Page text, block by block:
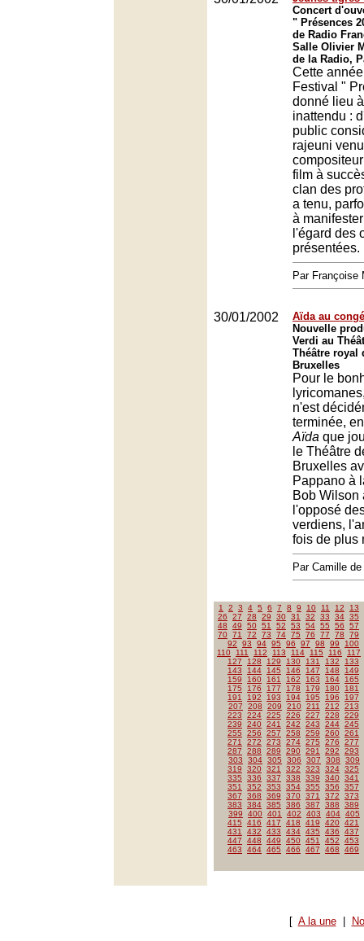
Concert
" Présences
de Radio
Salle Olivier
de la Radio,
Cette
Festival "
donné lieu
inattendu :
public
rajeuni
film à
clan des
a tenu,
à
l'égard des
présentées.
Par Françoise
30/01/2002
Aïda au
Nouvelle
Verdi au
Théâtre royal
Bruxelles
Pour le
n'est
terminée,
Aïda que
le Théâtre
Bruxelles
Pappano à
Bob Wilson
l'opposé
verdiens,
fois de plus
Par Camille
1 2 3 4 5 6 7 8 9 10 11 12
13
26
27 28 29 30 31 32 33 34 35
48
49 50 51 52 53 54 55 56
57
70 71 72 73 74 75 76 77 78
79
92
93 94 95 96 97 98 99
100
110
111 112 113 114 115 116
117
127
128 129 130 131 132
133
143
144 145 146 147 148
149
159
160 161 162 163 164
165
175
176 177 178 179 180
181
191
192 193 194 195 196
197
207
208 209 210 211 212
213
223
224 225 226 227 228
229
239
240 241 242 243 244 245
255
256 257 258 259 260 261
271
272 273 274 275 276
277
287
288 289 290 291 292
293
303
304 305 306 307 308
309
319
320 321 322 323 324 325
335
336 337 338 339 340 341
351
352 353 354 355 356
357
367
368 369 370 371 372
373
383
384 385 386 387 388
389
399
400 401 402 403 404 405
415
416 417 418 419 420 421
431
432 433 434 435 436
437
447
448 449 450 451 452
453
463
464 465 466 467 468 469
[ A la une|